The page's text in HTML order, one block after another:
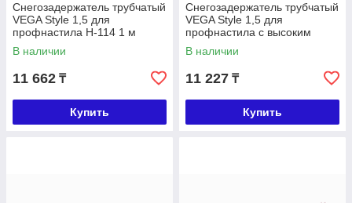
Снегозадержатель трубчатый
VEGA Style 1,5 для
профнастила Н-114 1 м
В наличии
11 662 ₸
Купить
Снегозадержатель трубчатый
VEGA Style 1,5 для
профнастила с высоким
профилем 1 м
В наличии
11 227 ₸
Купить